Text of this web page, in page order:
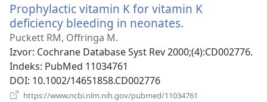
prozor)
Prophylactic vitamin K for vitamin K
deficiency bleeding in neonates.
novi
Puckett RM, Offringa M.
Izvor‎: Cochrane Database Syst Rev 2000;(4):CD002776.
Indeks‎: PubMed 11034761
DOI‎: 10.1002/14651858.CD002776
https://www.ncbi.nlm.nih.gov/pubmed/11034761